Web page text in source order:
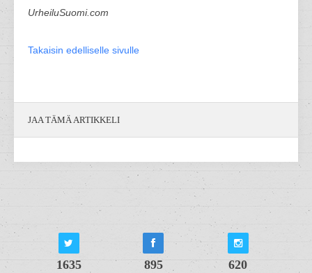
UrheiluSuomi.com
Takaisin edelliselle sivulle
JAA TÄMÄ ARTIKKELI
1635 895 620